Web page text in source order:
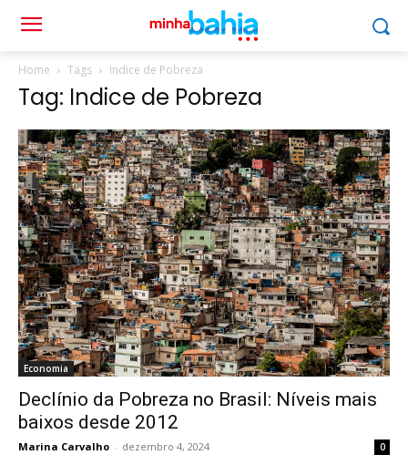
Home Tags Indice de Pobreza
Tag: Indice de Pobreza
Economia
Declínio da Pobreza no Brasil: Níveis mais
baixos desde 2012
Marina Carvalho - dezembro 4, 2024 0